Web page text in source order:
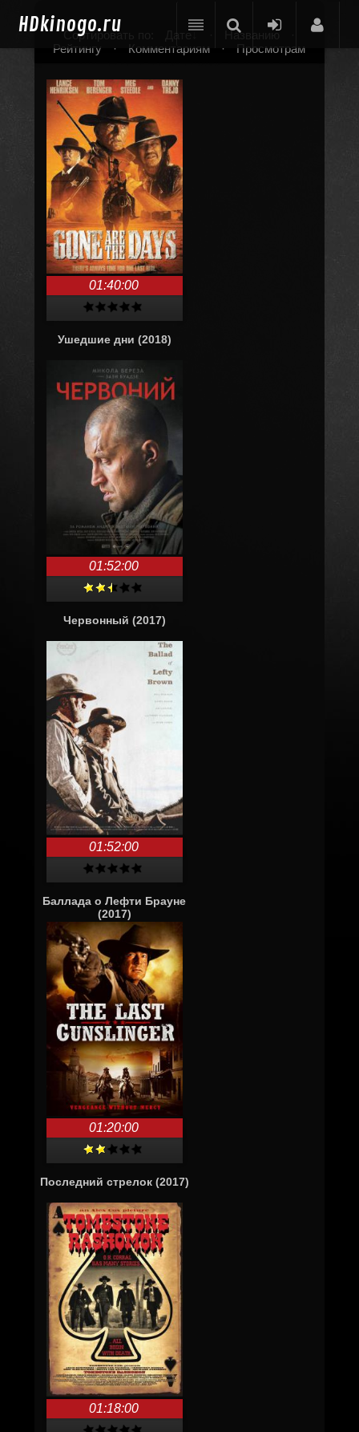
HDkinogo.ru
Сортировать по: Дате Названию
Рейтингу
· Комментариям · Просмотрам
01:40:00
Ушедшие дни (2018)
01:52:00
Червонный (2017)
01:52:00
Баллада о Лефти Брауне
(2017)
01:20:00
Последний стрелок (2017)
01:18:00